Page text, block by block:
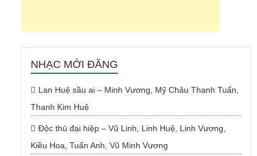
NHẠC MỚI ĐĂNG
Lan Huệ sầu ai – Minh Vương, Mỹ Châu Thanh Tuấn,
Thanh Kim Huệ
Độc thủ đại hiệp – Vũ Linh, Linh Huệ, Linh Vương,
Kiều Hoa, Tuấn Anh, Vũ Minh Vương